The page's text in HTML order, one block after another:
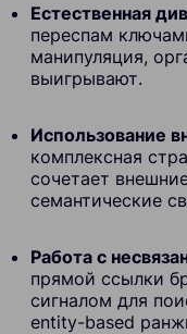
Естественная
переспам
манипуляция,
выигрывают.
Использование
комплексная
сочетает
семантические
Работа с
прямой ссылки
сигналом для
entity-based